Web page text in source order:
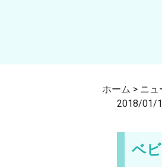
ホーム > ニュ
2018/01/
ベ